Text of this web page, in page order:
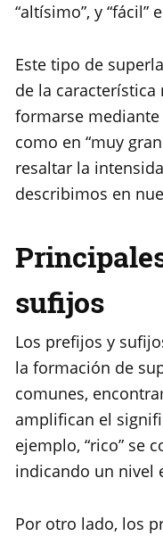
“altísimo”, y “fácil”
Este tipo de
de la
formarse mediante
como en “muy
resaltar la
describimos en
sufijos
Los prefijos y
la formación de
comunes,
amplifican el
ejemplo, “rico” se
indicando un nivel
Por otro lado, los